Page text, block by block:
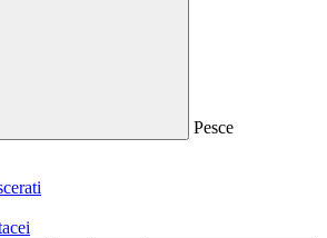
Pesce